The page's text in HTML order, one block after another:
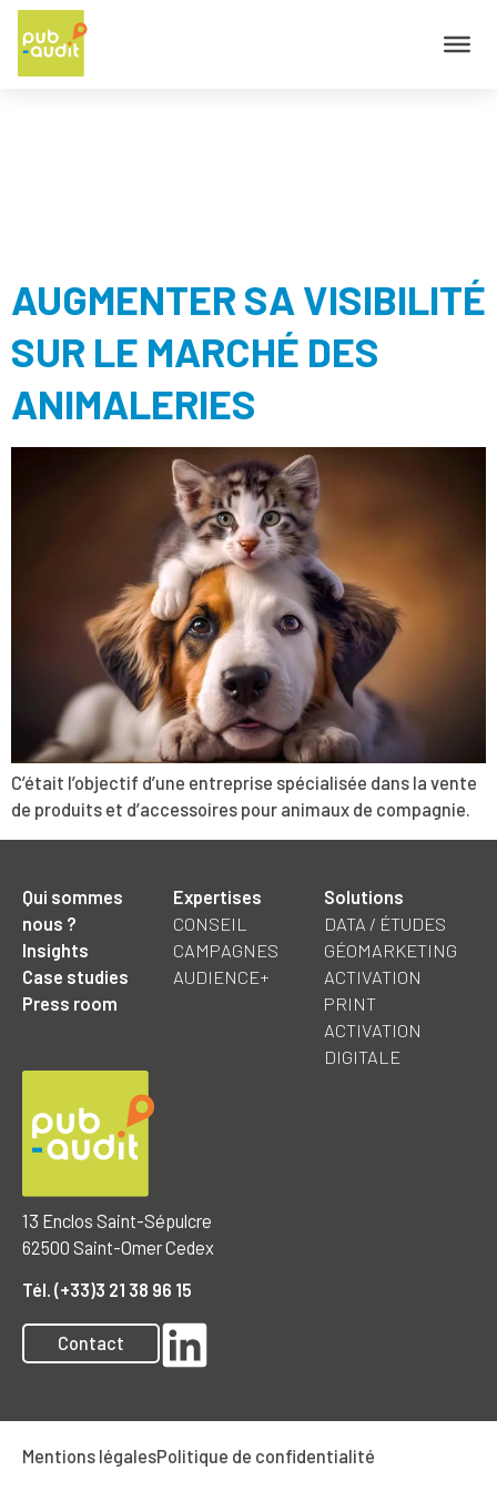
AUGMENTER SA VISIBILITÉ
SUR LE MARCHÉ DES
ANIMALERIES
C’était l’objectif d’une entreprise spécialisée dans la vente
de produits et d’accessoires pour animaux de compagnie.
Qui sommes
nous ?
Insights
Case studies
Press room
Expertises
CONSEIL
CAMPAGNES
AUDIENCE+
Solutions
DATA / ÉTUDES
GÉOMARKETING
ACTIVATION
PRINT
ACTIVATION
DIGITALE
13 Enclos Saint-Sépulcre
62500 Saint-Omer Cedex
Tél. (+33)3 21 38 96 15
Contact
Mentions légalesPolitique de confidentialité